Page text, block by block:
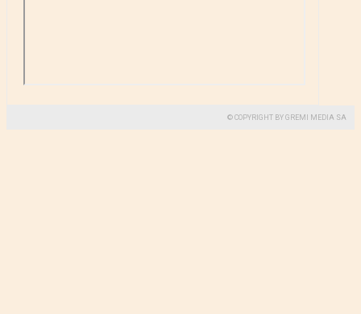
© COPYRIGHT BY GREMI MEDIA SA